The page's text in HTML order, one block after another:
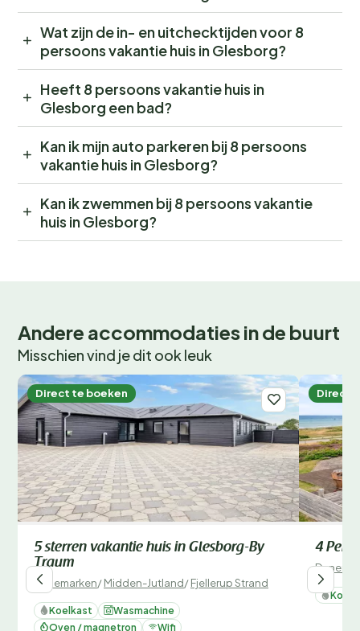
Wat zijn de in- en uitchecktijden voor 8
persoons vakantie huis in Glesborg?
Heeft 8 persoons vakantie huis in
Glesborg een bad?
Kan ik mijn auto parkeren bij 8 persoons
vakantie huis in Glesborg?
Kan ik zwemmen bij 8 persoons vakantie
huis in Glesborg?
Andere accommodaties in de buurt
Misschien vind je dit ook leuk
Direct te boeken
5 sterren vakantie huis in Glesborg-By
Traum
Denemarken/Midden-Jutland/Fjellerup Strand
Koelkast
Wasmachine
Oven / magnetron
Wifi
Direct
4